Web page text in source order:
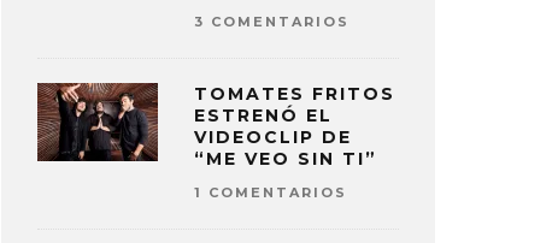
3 COMENTARIOS
TOMATES FRITOS
ESTRENÓ EL
VIDEOCLIP DE
“ME VEO SIN TI”
1 COMENTARIOS